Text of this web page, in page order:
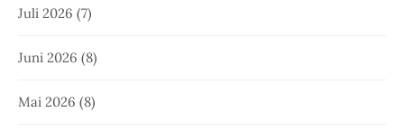
Juli 2026 (7)
Juni 2026 (8)
Mai 2026 (8)